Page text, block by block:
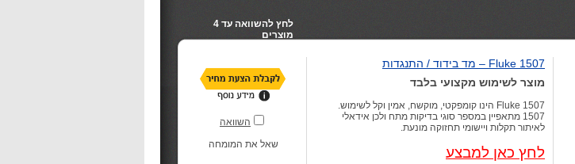
לחץ להשוואה עד 4
מוצרים
Fluke 1507 – מד בידוד / התנגדות
מוצר לשימוש מקצועי בלבד
Fluke 1507 הינו קומפקטי, מוקשח, אמין וקל לשימוש.
1507 מתאפיין במספר סוגי בדיקות מתח ולכן אידאלי
לאיתור תקלות ויישומי תחזוקה מונעת.
לחץ כאן למבצע
השוואה
שאל את המומחה